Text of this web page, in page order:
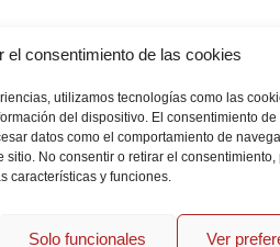
el consentimiento de las cookies
utilizamos tecnologías como las
del dispositivo. El consentimiento de
datos como el comportamiento de
sitio. No consentir o retirar el consentimiento,
características y funciones.
Solo funcionales Ver